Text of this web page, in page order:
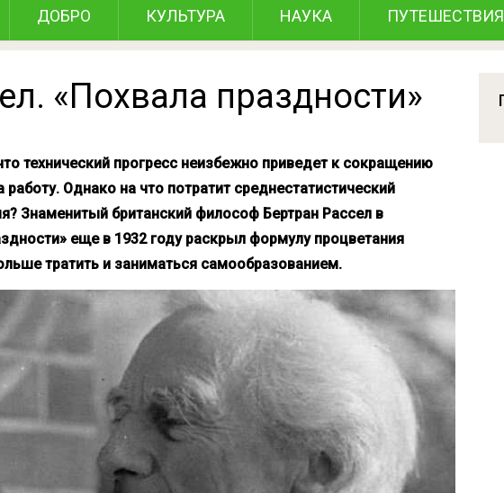
ДОБРО КУЛЬТУРА НАУКА ПУТЕШЕСТВИЯ
«Похвала праздности»
технический прогресс неизбежно приведет к сокращению
Однако на что потратит среднестатистический
Знаменитый британский философ Бертран Рассел в
еще в 1932 году раскрыл формулу процветания
тратить и заниматься самообразованием.